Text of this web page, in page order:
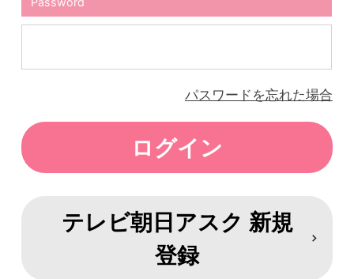
パスワードを忘れた場合
テレビ朝日アスク 新規
登録